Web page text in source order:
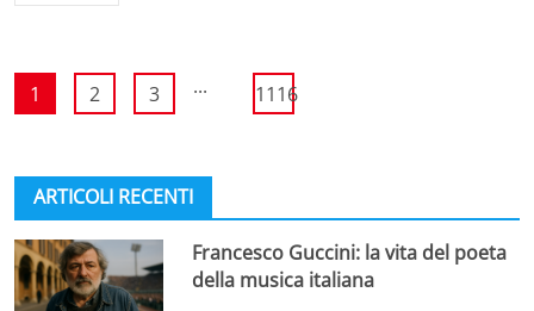
1 2 3 ... 1116
ARTICOLI RECENTI
Francesco Guccini: la vita del poeta
della musica italiana